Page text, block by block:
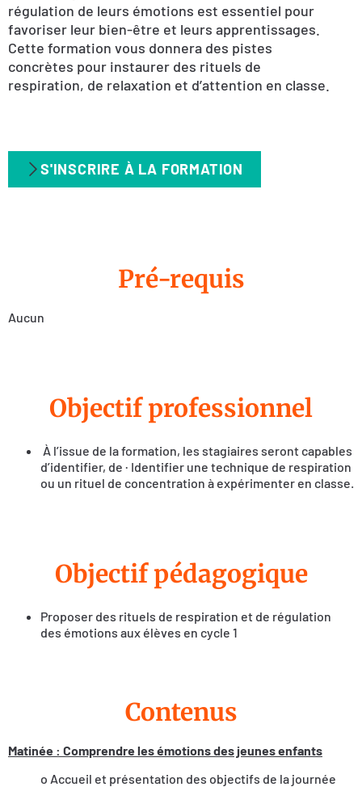
régulation de leurs émotions est essentiel pour
favoriser leur bien-être et leurs apprentissages.
Cette formation vous donnera des pistes
concrètes pour instaurer des rituels de
respiration, de relaxation et d’attention en classe.
S'INSCRIRE À LA FORMATION
Pré-requis
Aucun
Objectif professionnel
À l’issue de la formation, les stagiaires seront capables
d’identifier, de · Identifier une technique de respiration
ou un rituel de concentration à expérimenter en classe.
Objectif pédagogique
Proposer des rituels de respiration et de régulation
des émotions aux élèves en cycle 1
Contenus
Matinée : Comprendre les émotions des jeunes enfants
o Accueil et présentation des objectifs de la journée